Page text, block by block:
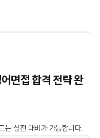
면접 합격 전략 완
는 실전 대비가 가능합니다.